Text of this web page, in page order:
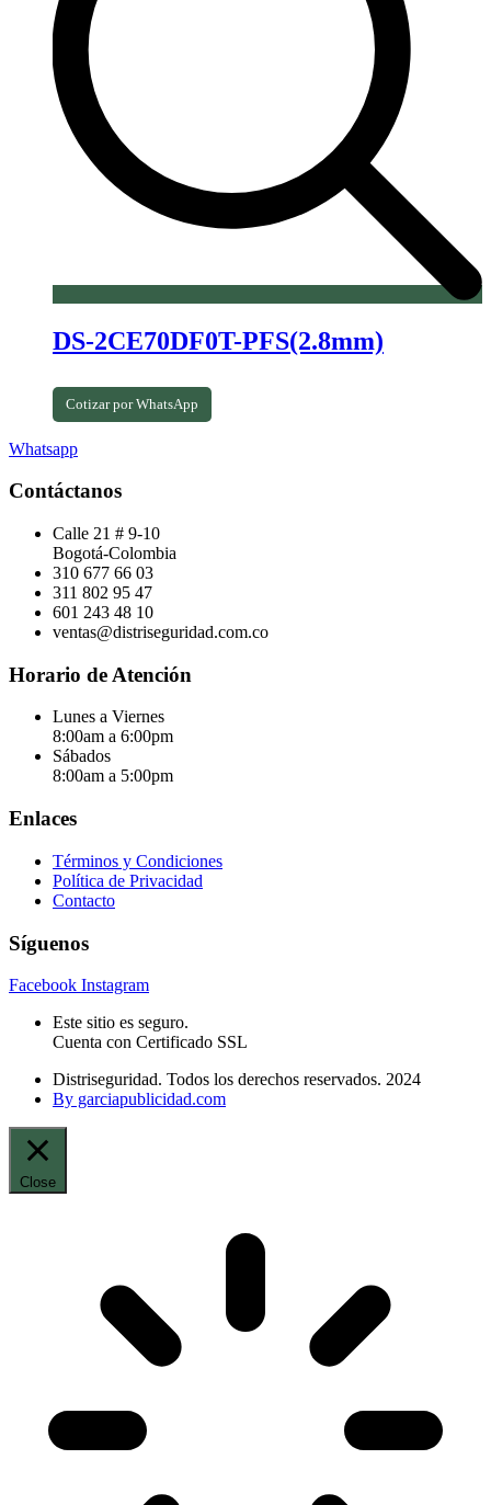
DS-2CE70DF0T-PFS(2.8mm)
Cotizar por WhatsApp
Whatsapp
Contáctanos
Calle 21 # 9-10
Bogotá-Colombia
310 677 66 03
311 802 95 47
601 243 48 10
ventas@distriseguridad.com.co
Horario de Atención
Lunes a Viernes
8:00am a 6:00pm
Sábados
8:00am a 5:00pm
Enlaces
Términos y Condiciones
Política de Privacidad
Contacto
Síguenos
Facebook Instagram
Este sitio es seguro.
Cuenta con Certificado SSL
Distriseguridad. Todos los derechos reservados. 2024
By garciapublicidad.com
Close